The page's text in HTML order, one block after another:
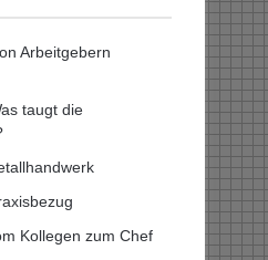
Arbeitgebern
taugt die
Kollegen zum Chef